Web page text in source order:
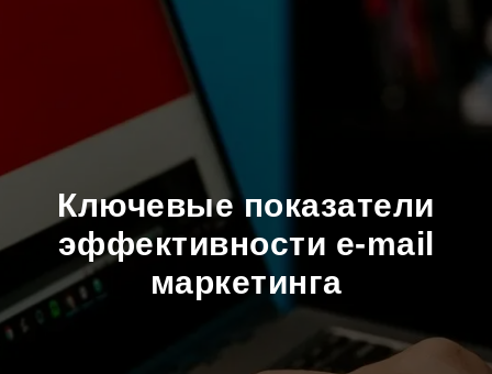
Ключевые показатели
эффективности e-mail
маркетинга